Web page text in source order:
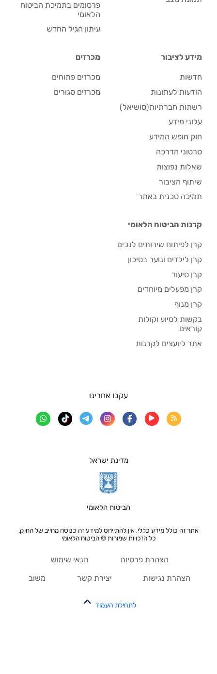
פרסומים בתמיכת הביטוח
הלאומי
עיתון הגיל החדש
מידע לציבור
חדשות
הודעות לעתונות
רשתות חברתיות(סושיאל)
עלוני מידע
חוק חופש המידע
סרטוני הדרכה
שאלות נפוצות
שיתוף הציבור
תמיכה טכנית באתר
מכרזים
מכרזים פתוחים
מכרזים סגורים
קרנות הביטוח הלאומי
קרן לפיתוח שירותים לנכים
קרן לילדים ונוער בסיכון
קרן סיעוד
קרן מפעלים מיוחדים
קרן מנוף
בקשות לסיוע וקולות
קוראים
אתר ליועצים לקרנות
מדינת ישראל
הביטוח הלאומי
אתר זה כולל מידע כללי, אין להתייחס למידע זה כנוסח מחייב של החוק.
כל הזכויות שמורות © הביטוח הלאומי
עקבו אחרינו
הצהרת פרטיות תנאי שימוש
הצהרת נגישות יצירת קשר משוב
לתחילת העמוד